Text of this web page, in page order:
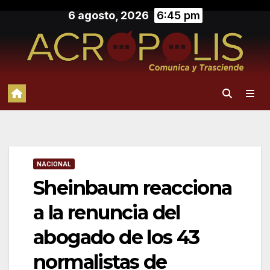
contenido
6 agosto, 2026 6:45 pm
NACIONAL
Sheinbaum reacciona
a la renuncia del
abogado de los 43
normalistas de